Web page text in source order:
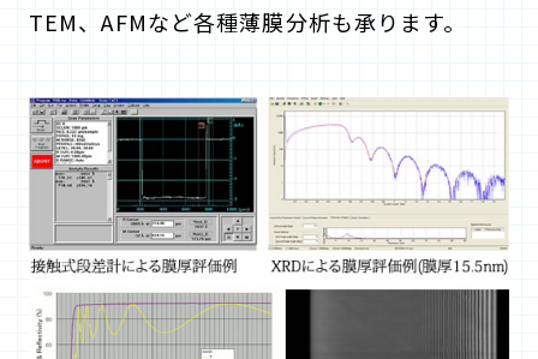
TEM、AFMなど各種薄膜分析も承ります。